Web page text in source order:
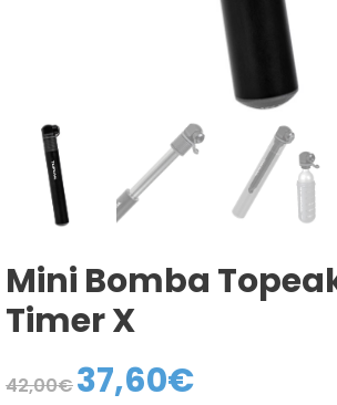
Mini Bomba
Timer X
42,00€
El
precio
37,60€El
precio